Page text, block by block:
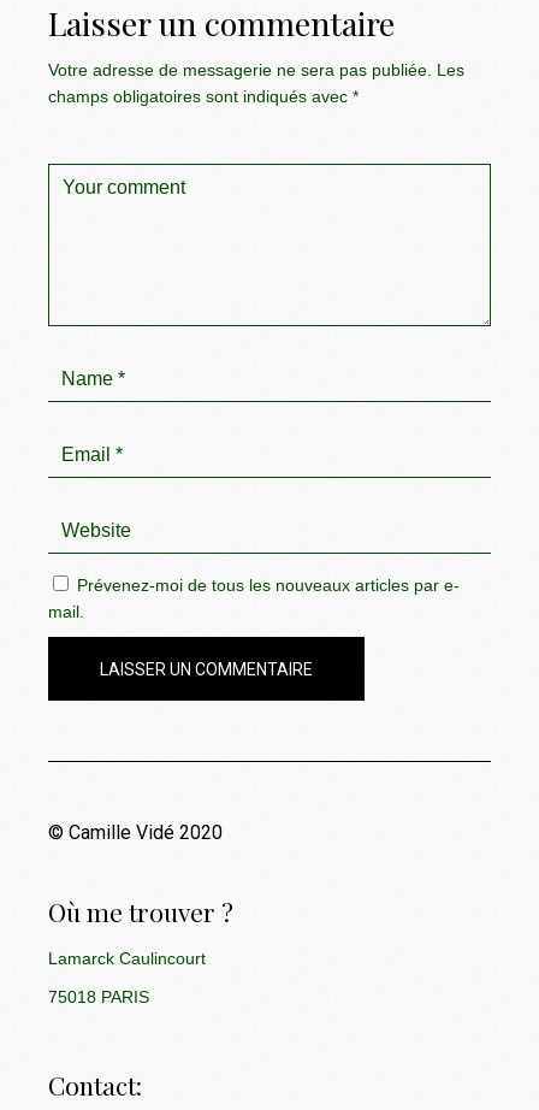
Laisser un commentaire
Votre adresse de messagerie ne sera pas publiée. Les
champs obligatoires sont indiqués avec*
Prévenez-moi de tous les nouveaux articles par e-
mail.
LAISSER UN COMMENTAIRE
© Camille Vidé 2020
Où me trouver ?
Lamarck Caulincourt
75018 PARIS
Contact: